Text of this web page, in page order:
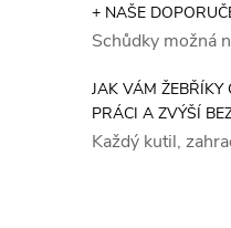
+ NAŠE
Schůdky možná
JAK VÁM ŽEBŘÍKY
PRÁCI A ZVÝŠÍ
Každý kutil,